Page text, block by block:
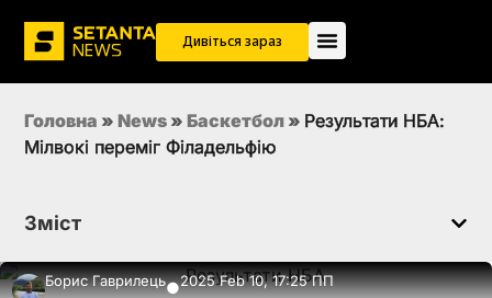
Дивіться зараз
Головна » News » Баскетбол » Результати НБА:
Мілвокі переміг Філадельфію
Зміст
Борис Гаврилець●2025 Feb 10, 17:25 ПП